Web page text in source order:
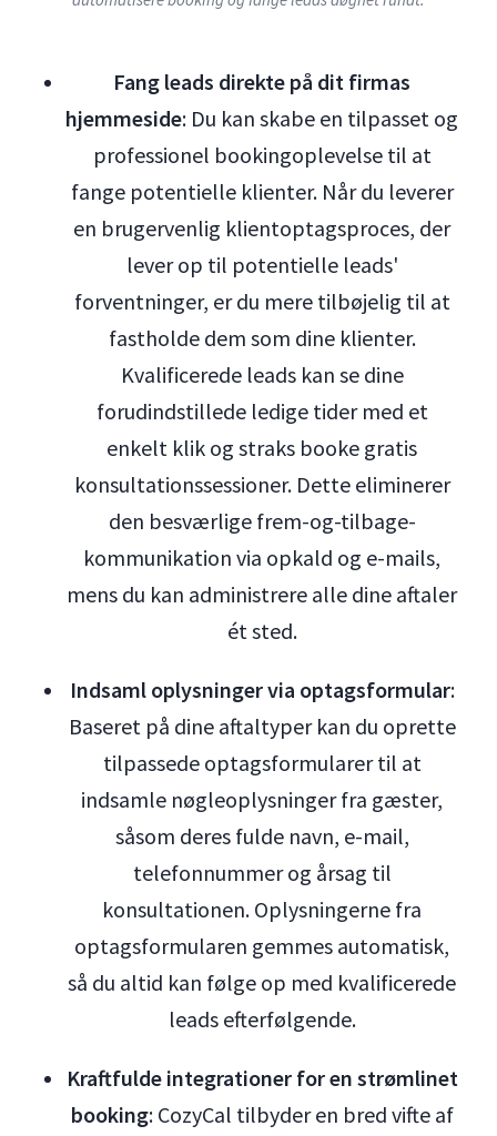
Fang leads direkte på dit firmas
hjemmeside: Du kan skabe en tilpasset og
professionel bookingoplevelse til at
fange potentielle klienter. Når du leverer
en brugervenlig klientoptagsproces, der
lever op til potentielle leads'
forventninger, er du mere tilbøjelig til at
fastholde dem som dine klienter.
Kvalificerede leads kan se dine
forudindstillede ledige tider med et
enkelt klik og straks booke gratis
konsultationssessioner. Dette eliminerer
den besværlige frem-og-tilbage-
kommunikation via opkald og e-mails,
mens du kan administrere alle dine aftaler
ét sted.
Indsaml oplysninger via optagsformular:
Baseret på dine aftaltyper kan du oprette
tilpassede optagsformularer til at
indsamle nøgleoplysninger fra gæster,
såsom deres fulde navn, e-mail,
telefonnummer og årsag til
konsultationen. Oplysningerne fra
optagsformularen gemmes automatisk,
så du altid kan følge op med kvalificerede
leads efterfølgende.
Kraftfulde integrationer for en strømlinet
booking: CozyCal tilbyder en bred vifte af